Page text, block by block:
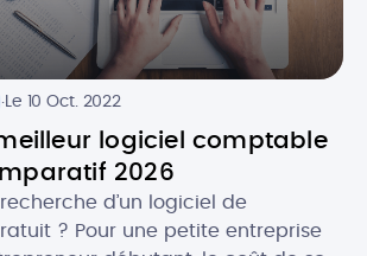
.Le 10 Oct. 2022
logiciel comptable
2026
d’un logiciel de
? Pour une petite entreprise